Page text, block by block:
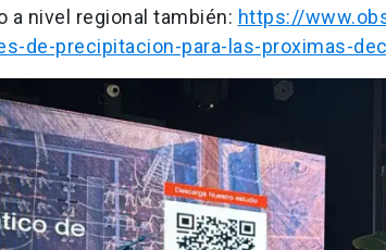
a nivel regional también: https://
de-precipitacion-para-las-proximas-